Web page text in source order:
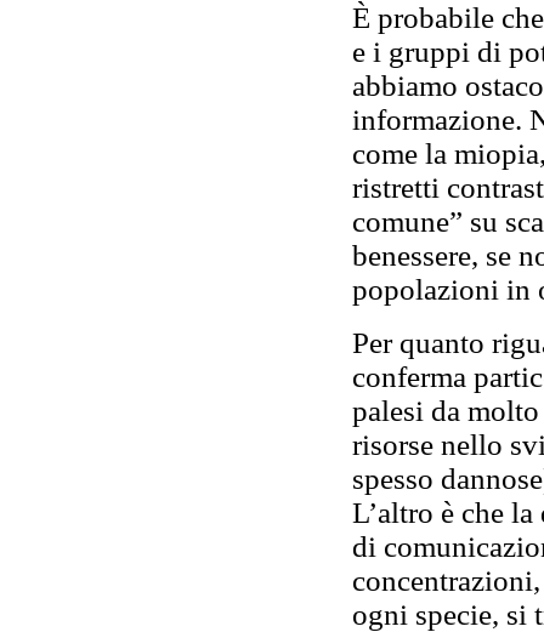
È probabile
e i gruppi di
abbiamo
informazione.
come la
ristretti
comune” su
benessere, se
popolazioni in
Per quanto
conferma
palesi da
risorse nello
spesso
L’altro è che
di
ogni specie, si